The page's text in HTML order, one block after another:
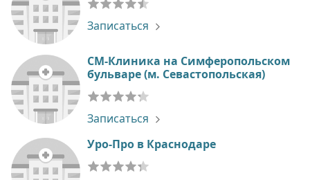
Записаться
СМ-Клиника на Симферопольском
бульваре (м. Севастопольская)
Записаться
Уро-Про в Краснодаре